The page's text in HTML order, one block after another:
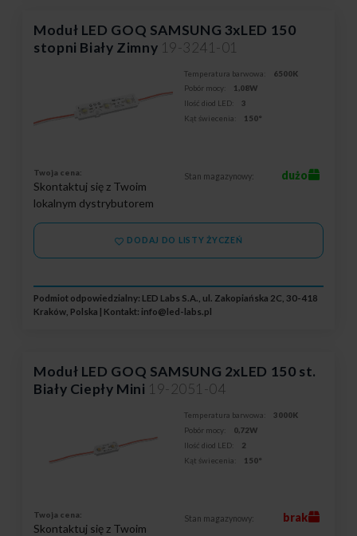
Moduł LED GOQ SAMSUNG 3xLED 150
stopni Biały Zimny 19-3241-01
Temperatura barwowa:
6500K
Pobór mocy:
1,08W
Ilość diod LED:
3
Kąt świecenia:
150°
Twoja cena:
Skontaktuj się z Twoim
lokalnym dystrybutorem
Stan magazynowy: dużo
DODAJ DO LISTY ŻYCZEŃ
Podmiot odpowiedzialny: LED Labs S.A., ul. Zakopiańska 2C, 30-418
Kraków, Polska | Kontakt: info@led-labs.pl
Moduł LED GOQ SAMSUNG 2xLED 150 st.
Biały Ciepły Mini 19-2051-04
Temperatura barwowa:
3000K
Pobór mocy:
0,72W
Ilość diod LED:
2
Kąt świecenia:
150°
Twoja cena:
Skontaktuj się z Twoim
Stan magazynowy: brak